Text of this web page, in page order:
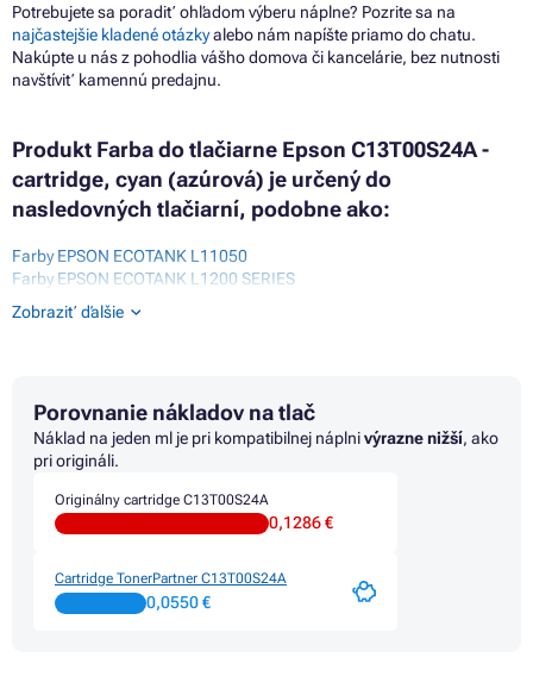
Potrebujete sa poradiť ohľadom výberu náplne? Pozrite sa na
najčastejšie kladené otázkyalebo nám napíšte priamo do chatu.
Nakúpte u nás z pohodlia vášho domova či kancelárie, bez nutnosti
navštíviť kamennú predajnu.
Produkt Farba do tlačiarne Epson C13T00S24A -
cartridge, cyan (azúrová) je určený do
nasledovných tlačiarní, podobne ako:
Farby EPSON ECOTANK L11050
Farby EPSON ECOTANK L1200 SERIES
Farby EPSON ECOTANK L1210
Farby EPSON ECOTANK L1230
Farby EPSON ECOTANK L3110
Farby EPSON ECOTANK L3111
Farby EPSON ECOTANK L3116
Farby EPSON ECOTANK L3151
Farby EPSON ECOTANK L3156
Farby EPSON ECOTANK L3200 SERIES
Farby EPSON ECOTANK L3210
Farby EPSON ECOTANK L3211
Zobraziť ďalšie
Porovnanie nákladov na tlač
Náklad na jeden ml je pri kompatibilnej náplnivýrazne nižší, ako
pri origináli.
Originálny cartridge C13T00S24A
0,1286 €
Cartridge TonerPartner C13T00S24A
0,0550 €